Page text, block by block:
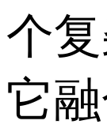
个
它